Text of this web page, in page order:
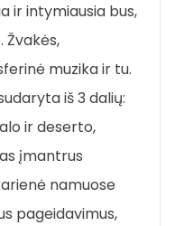
ir intymiausia bus,
Žvakės,
muzika ir tu.
iš 3 dalių:
ir deserto,
įmantrus
namuose
pageidavimus,